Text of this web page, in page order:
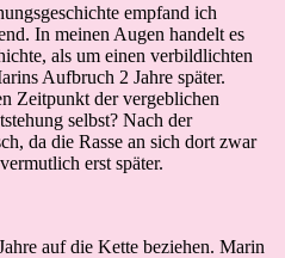
empfand ich
In meinen Augen handelt es
als um einen verbildlichten
Aufbruch 2 Jahre später.
Zeitpunkt der vergeblichen
selbst? Nach der
da die Rasse an sich dort zwar
erst später.
auf die Kette beziehen. Marin